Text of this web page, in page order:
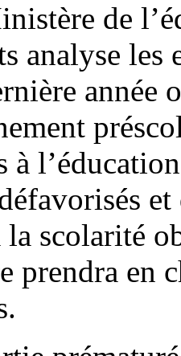
de
analyse les
année
à
la scolarité
prendra en